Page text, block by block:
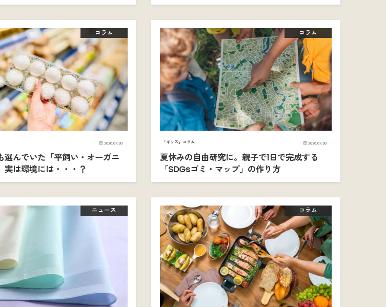
コラム
2026.07.30
選んでいた「平飼い・オーガニ
実は環境には・・・？
コラム
「キッズ」コラム 2026.07.30
夏休みの自由研究に。親子で1日で完成する
「SDGsゴミ・マップ」の作り方
ニュース コラム